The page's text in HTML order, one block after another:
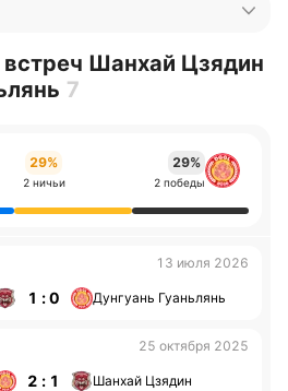
Шанхай Цзядин
7
29%
2 ничьи
29%
2 победы
13 июля 2026
1 : 0 Дунгуань Гуаньлянь
25 октября 2025
2 : 1 Шанхай Цзядин